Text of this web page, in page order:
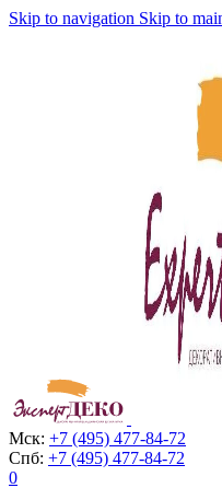
Skip to navigation Skip to
Мск: +7 (495) 477-84-72
Спб: +7 (495) 477-84-72
0